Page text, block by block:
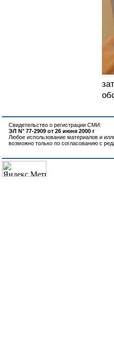
Свидетельство о регистрации СМИ:
ЭЛ N° 77-2909 от 26 июня 2000 г
Любое использование материалов и
возможно только по согласованию с